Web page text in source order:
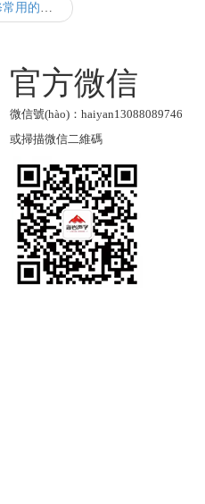
家庭裝修常用的隔音材料有哪些
官方微信
微信號(hào)：haiyan13088089746
或掃描微信二維碼